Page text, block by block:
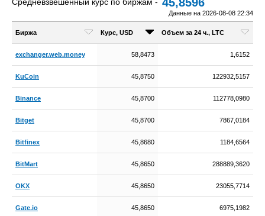
Средневзвешенный курс по биржам -
Данные на 2026-08-08 22:34
Биржа Курс, USD Объем за 24 ч., LTC
exchanger.web.money 58,8473 1,6152
KuCoin 45,8750 122932,5157
Binance 45,8700 112778,0980
Bitget 45,8700 7867,0184
Bitfinex 45,8680 1184,6564
BitMart 45,8650 288889,3620
OKX 45,8650 23055,7714
Gate.io 45,8650 6975,1982